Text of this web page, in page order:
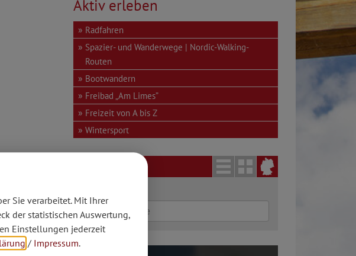
Aktiv erleben
Radfahren
Spazier- und Wanderwege | Nordic-Walking-
Routen
Bootwandern
Freibad „Am Limes”
Freizeit von A bis Z
Wintersport
Sie verarbeitet. Mit Ihrer
der statistischen Auswertung,
Einstellungen jederzeit
/ Impressum.